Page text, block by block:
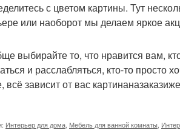
с цветом картины. Тут
или наоборот мы делаем яркое
выбирайте то, что нравится вам,
и расслабляться, кто-то просто
всё зависит от вас
Интерьер для дома Мебель для ванной комнаты